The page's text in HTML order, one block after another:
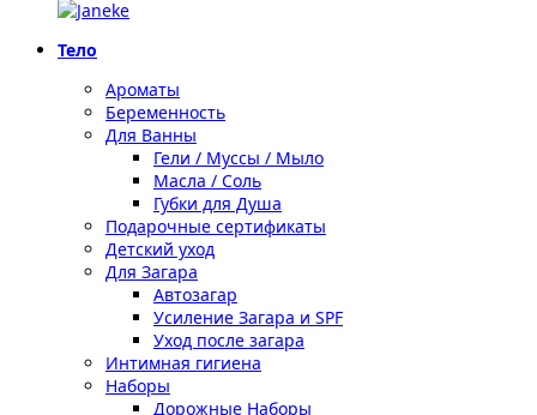
Тело
Ароматы
Беременность
Для Ванны
Гели / Муссы / Мыло
Масла / Соль
Губки для Душа
Подарочные сертификаты
Детский уход
Для Загара
Автозагар
Усиление Загара и SPF
Уход после загара
Интимная гигиена
Наборы
Дорожные Наборы